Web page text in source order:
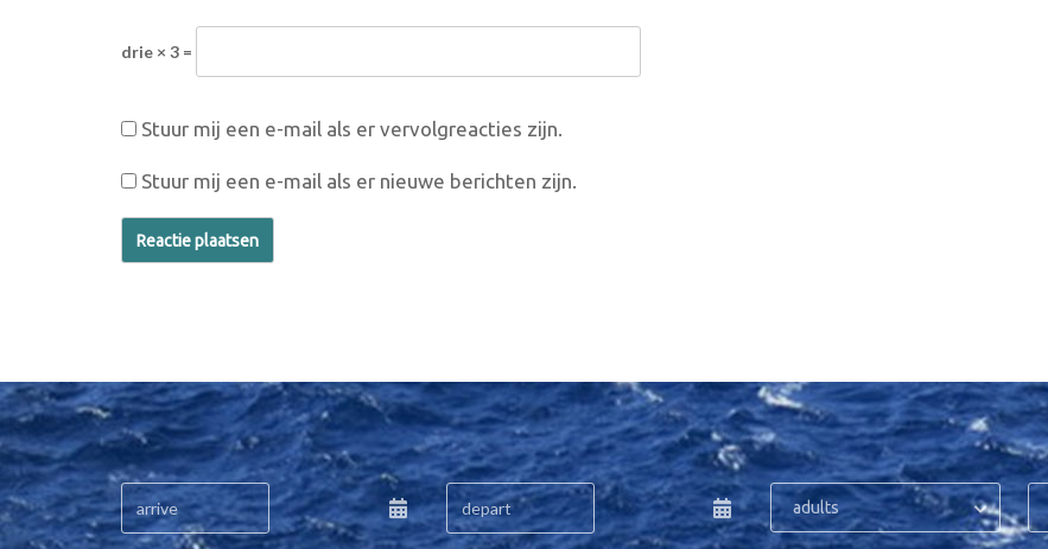
drie × 3 =
Stuur mij een e-mail als er vervolgreacties zijn.
Stuur mij een e-mail als er nieuwe berichten zijn.
adults